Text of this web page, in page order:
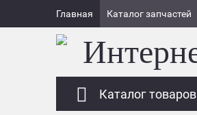
Главная Каталог запчастей
Каталог товаров